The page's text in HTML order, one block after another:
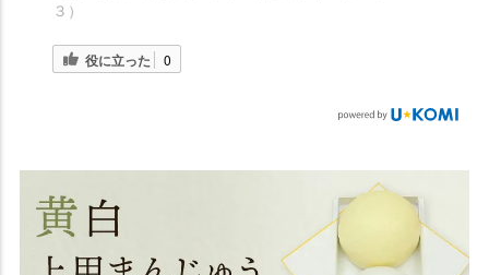
３）
役に立った 0